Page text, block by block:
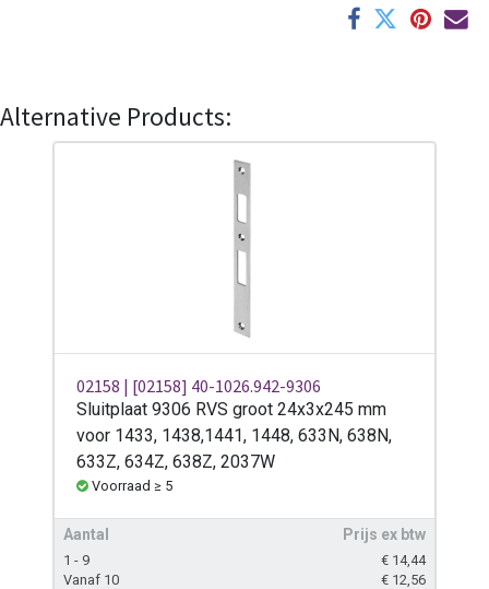
Alternative Products:
02158 | [02158] 40-1026.942-9306
Sluitplaat 9306 RVS groot 24x3x245 mm
voor 1433, 1438,1441, 1448, 633N, 638N,
633Z, 634Z, 638Z, 2037W
Voorraad ≥ 5
Aantal Prijs ex btw
1 - 9 € 14,44
Vanaf 10
€ 12,56